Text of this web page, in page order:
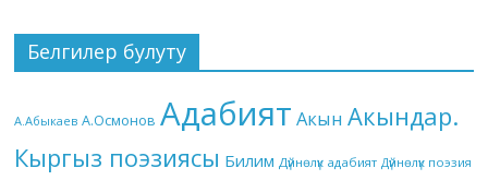
Белгилер булуту
А.Абыкаев А.Осмонов Адабият Акын Акындар.
Кыргыз поэзиясы Билим Дүйнөлүк адабият Дүйнөлүк поэзия